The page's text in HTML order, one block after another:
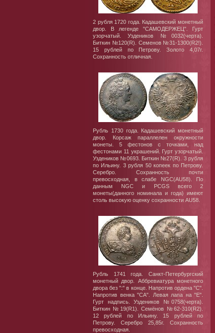
2 рубля 1720 года. Кадашевский монетный
двор. В легенде "САМОДЕРЖЕЦ". Гурт
узорчатый. Уздеников №0032(черта).
Биткин №120(R). Семенов №31-1300(R2!).
15 рублей по Петрову. Золото 4,07г.
Сохранность отличная.
Рубль 1730 года. Кадашевский монетный
двор. Корсаж параллелен окружности
монеты. 5 фестонов с точками, над
фестонами 11 украшений. Гурт узорчатый.
Уздеников №0693. Биткин №27(R). 3 рубля
по Ильину. 3 рубля 50 копеек по Петрову.
Серебро. Сохранность почти
превосходная, в слабе NGC(AU58). По
данным NGC и PCGS всего 2
монеты(данного номинала и года) имеют
столь высокую оценку сохранности AU58.
Рубль 1741 года. Санкт-Петербургский
монетный двор. Аббревиатура монетного
двора без ":" в конце. Напротив ордена "C".
Напротив венка "СА". Левая лапа на "Е".
Гурт надпись. Уздеников №0758(черта).
Биткин №19(R1). Семёнов №62-310(R2).
12 рублей по Ильину. 15 рублей по
Петрову. Серебро 25,85г. Сохранность
превосходная.